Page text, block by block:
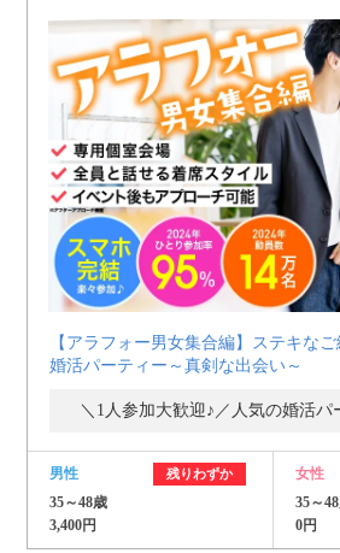
【アラフォー男女集合編】ステキな
婚活パーティー～真剣な出会い～
＼1人参加大歓迎♪／人気の婚活パ
男性 残りわずか
35～48歳
3,400円
女性
35～
0円